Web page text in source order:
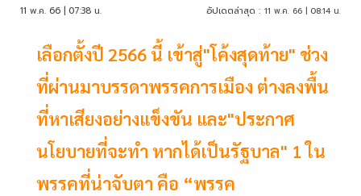
11 พ.ค. 66 | 07:38 น. อัปเดตล่าสุด : 11 พ.ค. 66 | 08:14 น.
เลือกตั้งปี 2566 นี้ เข้าสู่"โค้งสุดท้าย" ช่วง
ที่ผ่านมาบรรดาพรรคการเมือง ต่างลงพื้น
ที่หาเสียงอย่างแข็งขัน และ"ประกาศ
นโยบายที่จะทำ หากได้เป็นรัฐบาล" 1 ใน
พรรคที่น่าจับตา คือ “พรรค